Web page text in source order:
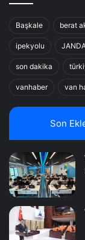
Başkale berat
ipekyolu
son dakika
vanhaber van
Son